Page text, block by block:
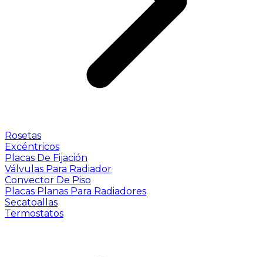
Rosetas
Excéntricos
Placas De Fijación
Válvulas Para Radiador
Convector De Piso
Placas Planas Para Radiadores
Secatoallas
Termostatos